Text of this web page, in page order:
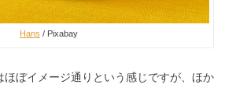
Hans / Pixabay
ほぼイメージ通りという感じですが、ほか